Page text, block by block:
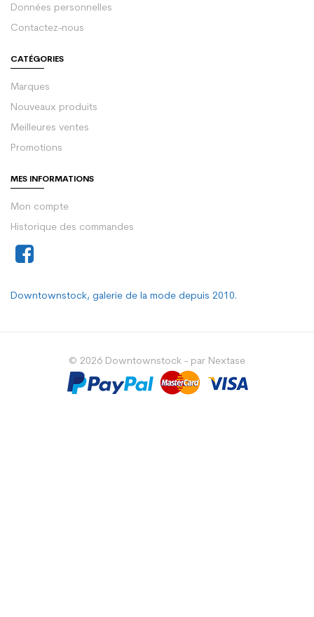
Données personnelles
Contactez-nous
CATÉGORIES
Marques
Nouveaux produits
Meilleures ventes
Promotions
MES INFORMATIONS
Mon compte
Historique des commandes
Downtownstock, galerie de la mode depuis 2010.
© 2026 Downtownstock - par Nextase